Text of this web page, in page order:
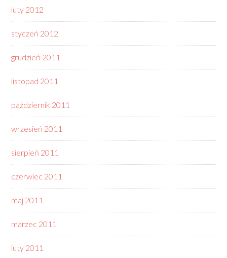
luty 2012
styczeń 2012
grudzień 2011
listopad 2011
październik 2011
wrzesień 2011
sierpień 2011
czerwiec 2011
maj 2011
marzec 2011
luty 2011